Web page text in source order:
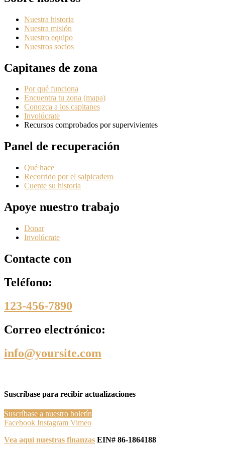
Nuestra historia
Nuestra misión
Nuestro equipo
Nuestros socios
Capitanes de zona
Por qué funciona
Encuentra tu zona (mapa)
Conozca a los capitanes
Involúcrate
Recursos comprobados por supervivientes
Panel de recuperación
Qué hace
Recorrido por el salpicadero
Cuente su historia
Apoye nuestro trabajo
Donar
Involúcrate
Contacte con
Teléfono:
123-456-7890
Correo electrónico:
info@yoursite.com
Suscríbase para recibir actualizaciones
Suscríbase a nuestro boletín
Facebook Instagram Vimeo
Vea aquí nuestras finanzas EIN# 86-1864188